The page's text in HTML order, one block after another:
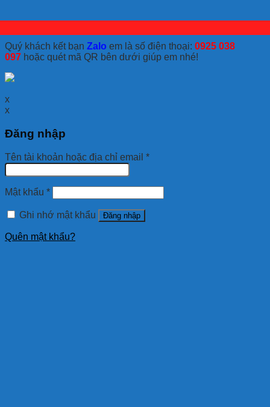
Quý khách kết bạn Zalo em là số điện thoại: 0925 038
097 hoặc quét mã QR bên dưới giúp em nhé!
x
x
Đăng nhập
Tên tài khoản hoặc địa chỉ email *
Mật khẩu *
Ghi nhớ mật khẩu Đăng nhập
Quên mật khẩu?